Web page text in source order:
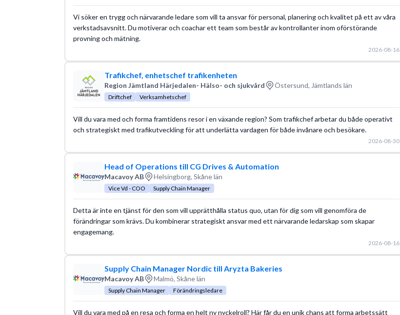
Vi söker en trygg och närvarande ledare som vill ta ansvar för personal, planering och kvalitet på ett av våra
verkstadsavsnitt. Du motiverar och coachar ett team som består av kontrollanter inom oförstörande
provning och mätning.
2026-08-16
Trafikchef, enhetschef trafikenheten
Region Jämtland Härjedalen- Hälso- och sjukvård Östersund, Jämtlands län
Driftchef Verksamhetschef
Vill du vara med och forma framtidens resor i en växande region? Som trafikchef arbetar du både operativt
och strategiskt med trafikutveckling för att underlätta vardagen för både invånare och besökare.
2026-08-30
Head of Operations till CG Drives & Automation
Macavoy AB Helsingborg, Skåne län
Vice Vd - COO Supply Chain Manager
Detta är inte en tjänst för den som vill upprätthålla status quo, utan för dig som vill genomföra de
förändringar som krävs. Du kombinerar strategiskt ansvar med ett närvarande ledarskap som skapar
engagemang.
2026-08-16
Supply Chain Manager Nordic till Aryzta Bakeries
Macavoy AB Malmö, Skåne län
Supply Chain Manager Förändringsledare
Vill du vara med på en resa och forma en helt ny nyckelroll? Här får du en unik chans att forma arbetssätt